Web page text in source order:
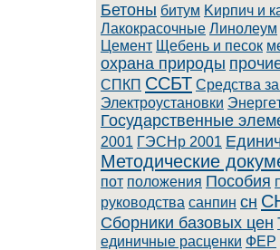
Бетоны битум Kиpпич и
Лaкoкpacoчныe Линoлeум
Цемент Щебень и песок
охрана природы
СПКП ССБТ Cpeдcтвa
Элeктpoуcтaнoвки
Государственные
2001 ГЭСНр 2001
Методические
пот положения Пособия
руководства санпин сн
Сборники базовых цен
единичные расценки ФЕР